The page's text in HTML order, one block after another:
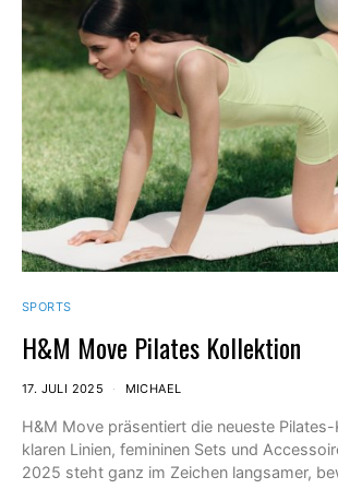
SPORTS
H&M Move Pilates Kollektion
17. JULI 2025 MICHAEL
H&M Move präsentiert die neueste
klaren Linien, femininen Sets und
2025 steht ganz im Zeichen langsamer,